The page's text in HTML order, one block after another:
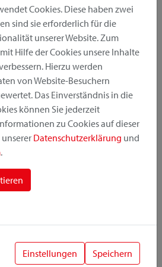
Cookies. Diese haben zwei
sind sie erforderlich für die
unserer Website. Zum
Hilfe der Cookies unsere Inhalte
Hierzu werden
von Website-Besuchern
Das Einverständnis in die
können Sie jederzeit
zu Cookies auf dieser
Datenschutzerklärung und
.
Einstellungen Speichern